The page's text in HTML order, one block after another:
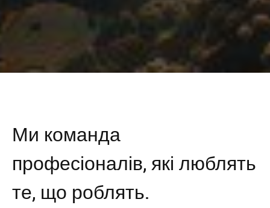
Ми команда
професіоналів, які люблять
те, що роблять.